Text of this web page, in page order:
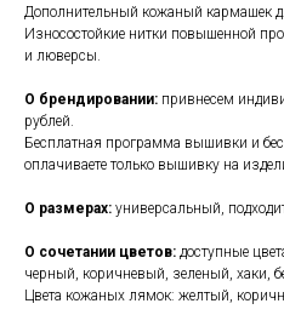
Дополнительный кожаный кармашек
Износостойкие нитки повышенной
и люверсы.
О брендировании: привнесем
рублей.
Бесплатная программа вышивки и
оплачиваете только вышивку на
О размерах: универсальный,
О сочетании цветов: доступные
черный, коричневый, зеленый, хаки,
Цвета кожаных лямок: желтый,